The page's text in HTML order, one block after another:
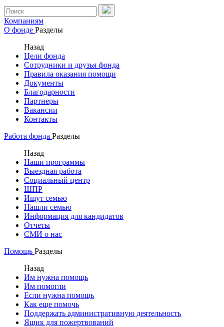
Компаниям
О фонде Разделы
Назад
Цели фонда
Сотрудники и друзья фонда
Правила оказания помощи
Документы
Благодарности
Партнеры
Вакансии
Контакты
Работа фонда Разделы
Назад
Наши программы
Выездная работа
Социальный центр
ШПР
Ищут семью
Нашли семью
Информация для кандидатов
Отчеты
СМИ о нас
Помощь Разделы
Назад
Им нужна помощь
Им помогли
Если нужна помощь
Как еще помочь
Поддержать административную деятельность
Ящик для пожертвований